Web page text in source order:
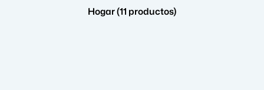
Hogar (11 productos)